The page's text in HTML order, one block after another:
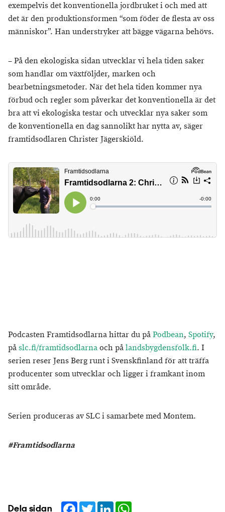
exempelvis det konventionella jordbruket i och med att
det är den produktionsformen “som föder de flesta av oss
människor”. Han understryker att bägge vägarna behövs.
– På den ekologiska sidan utvecklar vi hela tiden saker
som handlar om växtföljder, marken och
bearbetningsmetoder. När det hela tiden kommer nya
förbud och regler som påverkar det konventionella är det
bra att vi ekologiska testar och utvecklar nya saker som
de konventionella en dag sannolikt har nytta av, säger
framtidsodlaren Christer Jägerskiöld.
Podcasten Framtidsodlarna hittar du påPodbean, Spotify,
påslc.fi/framtidsodlarnaoch pålandsbygdensfolk.fi. I
serien reser Jens Berg runt i Svenskfinland för att träffa
producenter som utvecklar och ligger i framkant inom
sitt område.
Serien produceras av SLC i samarbete med Montem.
#Framtidsodlarna
Dela sidan Facebook
TwitterLinkedIn